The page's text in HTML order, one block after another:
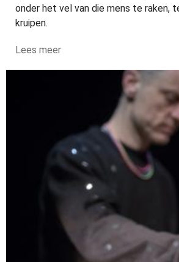
onder het vel van die mens te raken,
kruipen.
Lees meer